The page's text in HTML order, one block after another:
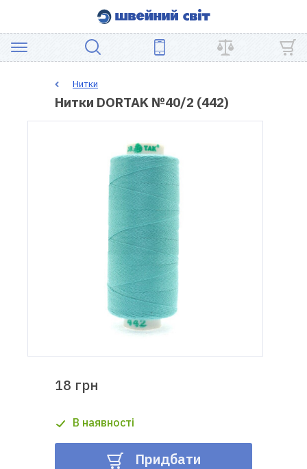
ШВЕЙНЕ
Ремонт
швейної
Нитки
Нитки DORTAK №40/2 (442)
18 грн
В наявності
Придбати